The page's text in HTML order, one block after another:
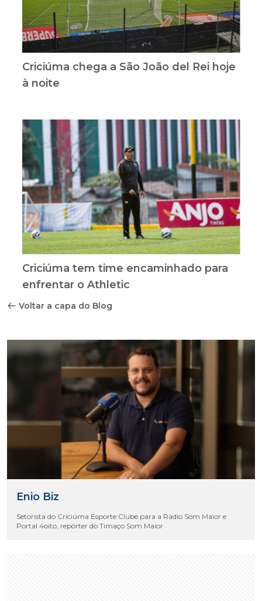
Criciúma chega a São João del Rei hoje
à noite
Criciúma tem time encaminhado para
enfrentar o Athletic
Voltar a capa do Blog
Enio Biz
Setorista do Criciúma Esporte Clube para a Rádio Som Maior e
Portal 4oito, repórter do Timaço Som Maior